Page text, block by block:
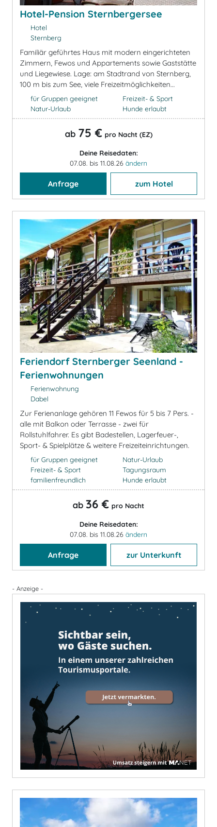
Hotel-Pension Sternbergersee
Hotel
Sternberg
Familiär geführtes Haus mit modern eingerichteten
Zimmern, Fewos und Appartements sowie Gaststätte
und Liegewiese. Lage: am Stadtrand von Sternberg,
100 m bis zum See, viele Freizeitmöglichkeiten...
für Gruppen geeignet
Natur-Urlaub
Freizeit- & Sport
Hunde erlaubt
ab 75 € pro Nacht (EZ)
Deine Reisedaten:
07.08. bis 11.08.26 ändern
Anfrage zum Hotel
Feriendorf Sternberger Seenland -
Ferienwohnungen
Ferienwohnung
Dabel
Zur Ferienanlage gehören 11 Fewos für 5 bis 7 Pers. -
alle mit Balkon oder Terrasse - zwei für
Rollstuhlfahrer. Es gibt Badestellen, Lagerfeuer-,
Sport- & Spielplätze & weitere Freizeiteinrichtungen.
für Gruppen geeignet
Freizeit- & Sport
familienfreundlich
Natur-Urlaub
Tagungsraum
Hunde erlaubt
ab 36 € pro Nacht
Deine Reisedaten:
07.08. bis 11.08.26 ändern
Anfrage zur Unterkunft
- Anzeige -